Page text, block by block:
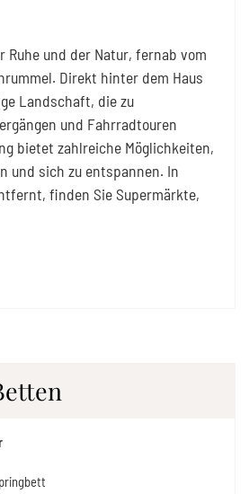
Ruhe und der Natur, fernab vom
Direkt hinter dem Haus
Landschaft, die zu
und Fahrradtouren
bietet zahlreiche Möglichkeiten,
und sich zu entspannen. In
finden Sie Supermärkte,